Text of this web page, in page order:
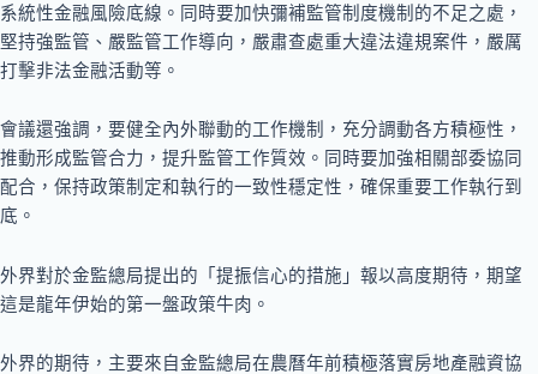
系統性金融風險底線。同時要加快彌補監管制度機制的不足之處，
堅持強監管、嚴監管工作導向，嚴肅查處重大違法違規案件，嚴厲
打擊非法金融活動等。
會議還強調，要健全內外聯動的工作機制，充分調動各方積極性，
推動形成監管合力，提升監管工作質效。同時要加強相關部委協同
配合，保持政策制定和執行的一致性穩定性，確保重要工作執行到
底。
外界對於金監總局提出的「提振信心的措施」報以高度期待，期望
這是龍年伊始的第一盤政策牛肉。
外界的期待，主要來自金監總局在農曆年前積極落實房地產融資協